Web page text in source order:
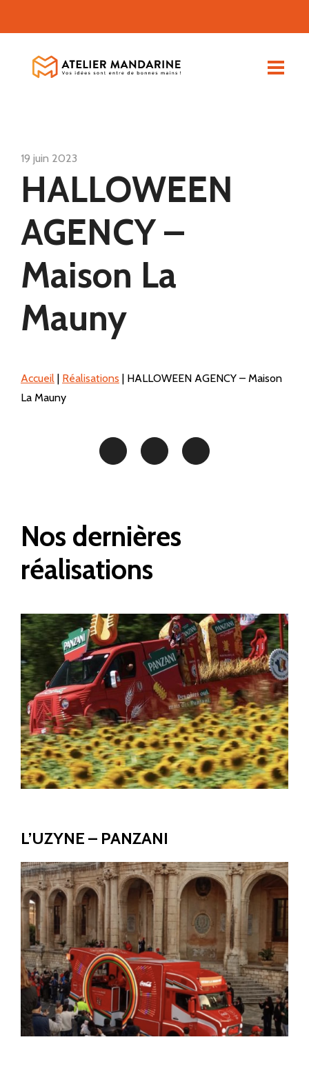
19 juin 2023
HALLOWEEN
AGENCY –
Maison La
Mauny
Accueil Réalisations
HALLOWEEN AGENCY – Maison
La Mauny
Nos dernières
réalisations
L’UZYNE – PANZANI